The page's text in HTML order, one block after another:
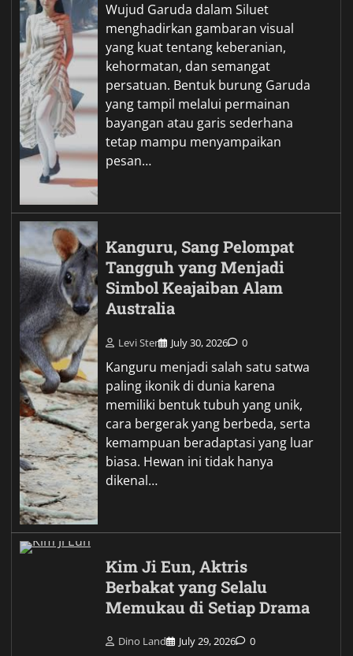
Wujud Garuda dalam Siluet
menghadirkan gambaran visual
yang kuat tentang keberanian,
kehormatan, dan semangat
persatuan. Bentuk burung Garuda
yang tampil melalui permainan
bayangan atau garis sederhana
tetap mampu menyampaikan
pesan…
Kanguru, Sang Pelompat
Tangguh yang Menjadi
Simbol Keajaiban Alam
Australia
Levi Ster July 30, 2026 0
Kanguru menjadi salah satu satwa
paling ikonik di dunia karena
memiliki bentuk tubuh yang unik,
cara bergerak yang berbeda, serta
kemampuan beradaptasi yang luar
biasa. Hewan ini tidak hanya
dikenal…
Kim Ji Eun, Aktris
Berbakat yang Selalu
Memukau di Setiap Drama
Dino Land July 29, 2026 0